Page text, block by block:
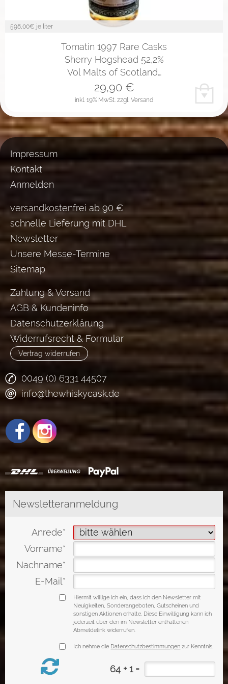
598,00€ je liter
Tomatin 1997 Rare Casks
Sherry Hogshead 52,2%
Vol Malts of Scotland…
inkl. 19% MwSt. zzgl. Versand
29,90€
Impressum
Kontakt
Anmelden
versandkostenfrei ab 90 €
schnelle Lieferung mit DHL
Newsletter
Unsere Messe-Termine
Sitemap
Zahlung & Versand
AGB & Kundeninfo
Datenschutzerklärung
Widerrufsrecht & Formular
Vertrag widerrufen
0049 (0) 6331 44507
info@thewhiskycask.de